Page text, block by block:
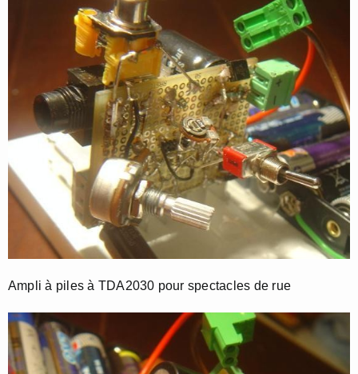
Ampli à piles à TDA2030 pour spectacles de rue